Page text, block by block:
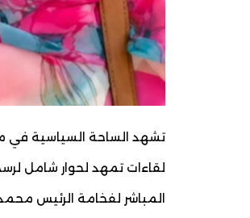
تشهد الساحة السياسية في
لقاءات تمهد لحوار شامل
المباشر لفخامة الرئيس